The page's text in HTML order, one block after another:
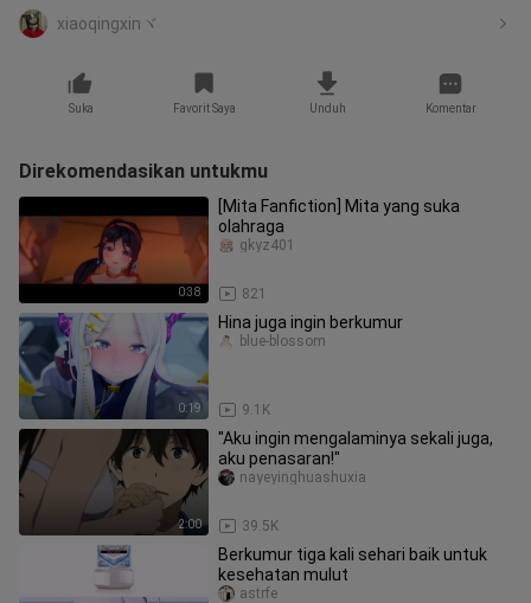
xiaoqingxinヾ
Suka Favorit Saya Unduh Komentar
Direkomendasikan untukmu
0:38
[Mita Fanfiction] Mita yang suka
olahraga
821
gkyz401
0:19
Hina juga ingin berkumur
9.1K
blue-blossom
2:00
"Aku ingin mengalaminya sekali juga,
aku penasaran!"
39.5K
nayeyinghuashuxia
Berkumur tiga kali sehari baik untuk
kesehatan mulut
astrfe